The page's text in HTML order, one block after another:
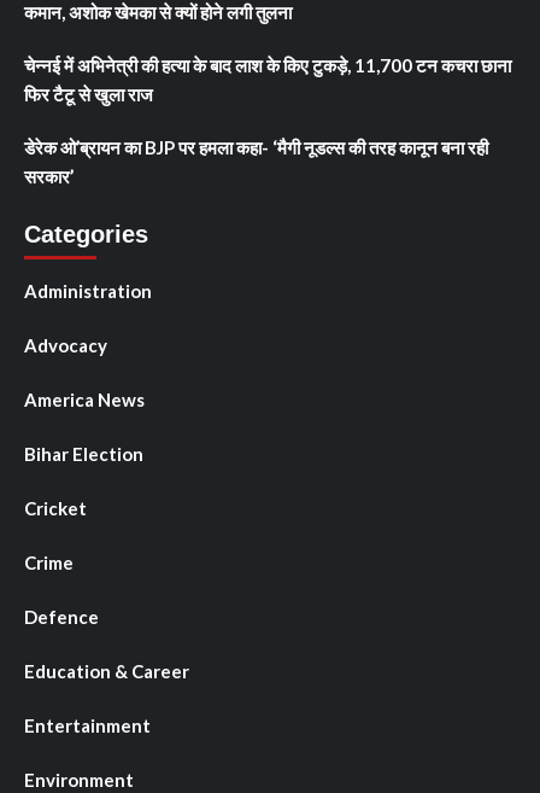
कमान, अशोक खेमका से क्यों होने लगी तुलना
चेन्नई में अभिनेत्री की हत्या के बाद लाश के किए टुकड़े, 11,700 टन कचरा छाना
फिर टैटू से खुला राज
डेरेक ओ’ब्रायन का BJP पर हमला कहा- ‘मैगी नूडल्स की तरह कानून बना रही
सरकार’
Categories
Administration
Advocacy
America News
Bihar Election
Cricket
Crime
Defence
Education & Career
Entertainment
Environment